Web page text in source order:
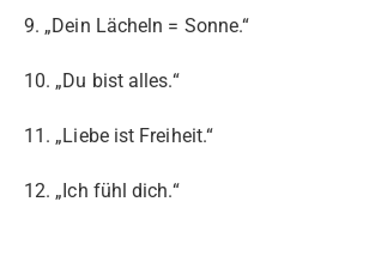
9. „Dein Lächeln = Sonne.“
10. „Du bist alles.“
11. „Liebe ist Freiheit.“
12. „Ich fühl dich.“